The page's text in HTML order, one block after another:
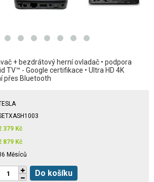
+ bezdrátový herní ovladač • podpora
TV™ - Google certifikace • Ultra HD 4K
přes Bluetooth
379 Kč
879 Kč
Měsíců
Do košíku